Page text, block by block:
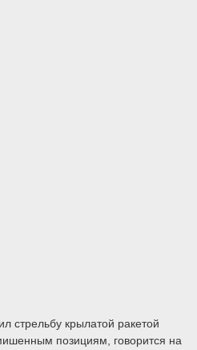
стрельбу крылатой ракетой
позициям, говорится на